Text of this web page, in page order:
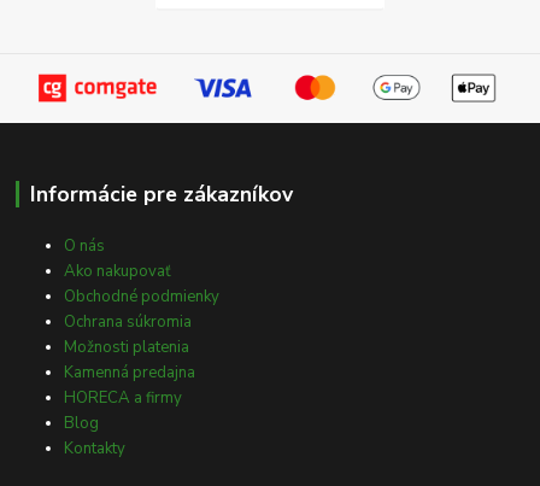
Informácie pre zákazníkov
O nás
Ako nakupovať
Obchodné podmienky
Ochrana súkromia
Možnosti platenia
Kamenná predajna
HORECA a firmy
Blog
Kontakty